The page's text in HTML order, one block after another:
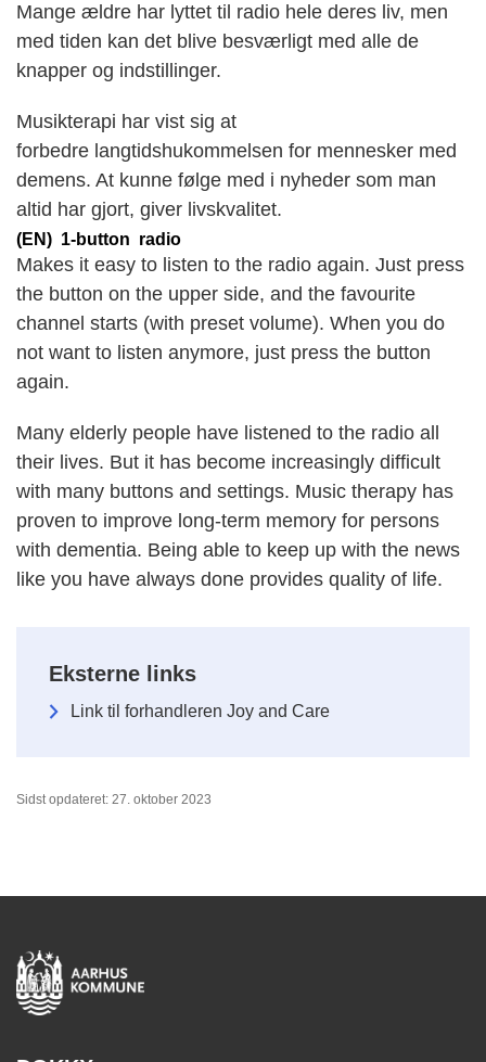
Mange ældre har lyttet til radio hele deres liv, men
med tiden kan det blive besværligt med alle de
knapper og indstillinger.
Musikterapi har vist sig at
forbedre langtidshukommelsen for mennesker med
demens. At kunne følge med i nyheder som man
altid har gjort, giver livskvalitet.
(EN) 1-button radio
Makes it easy to listen to the radio again. Just press
the button on the upper side, and the favourite
channel starts (with preset volume). When you do
not want to listen anymore, just press the button
again.
Many elderly people have listened to the radio all
their lives. But it has become increasingly difficult
with many buttons and settings. Music therapy has
proven to improve long-term memory for persons
with dementia. Being able to keep up with the news
like you have always done provides quality of life.
Eksterne links
Link til forhandleren Joy and Care
Sidst opdateret: 27. oktober 2023